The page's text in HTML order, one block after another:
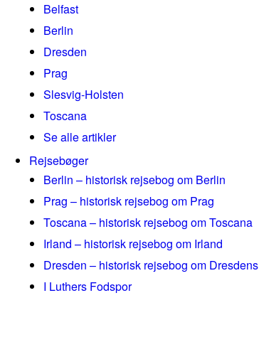
Belfast
Berlin
Dresden
Prag
Slesvig-Holsten
Toscana
Se alle artikler
Rejsebøger
Berlin – historisk rejsebog om Berlin
Prag – historisk rejsebog om Prag
Toscana – historisk rejsebog om Toscana
Irland – historisk rejsebog om Irland
Dresden – historisk rejsebog om Dresdens
I Luthers Fodspor